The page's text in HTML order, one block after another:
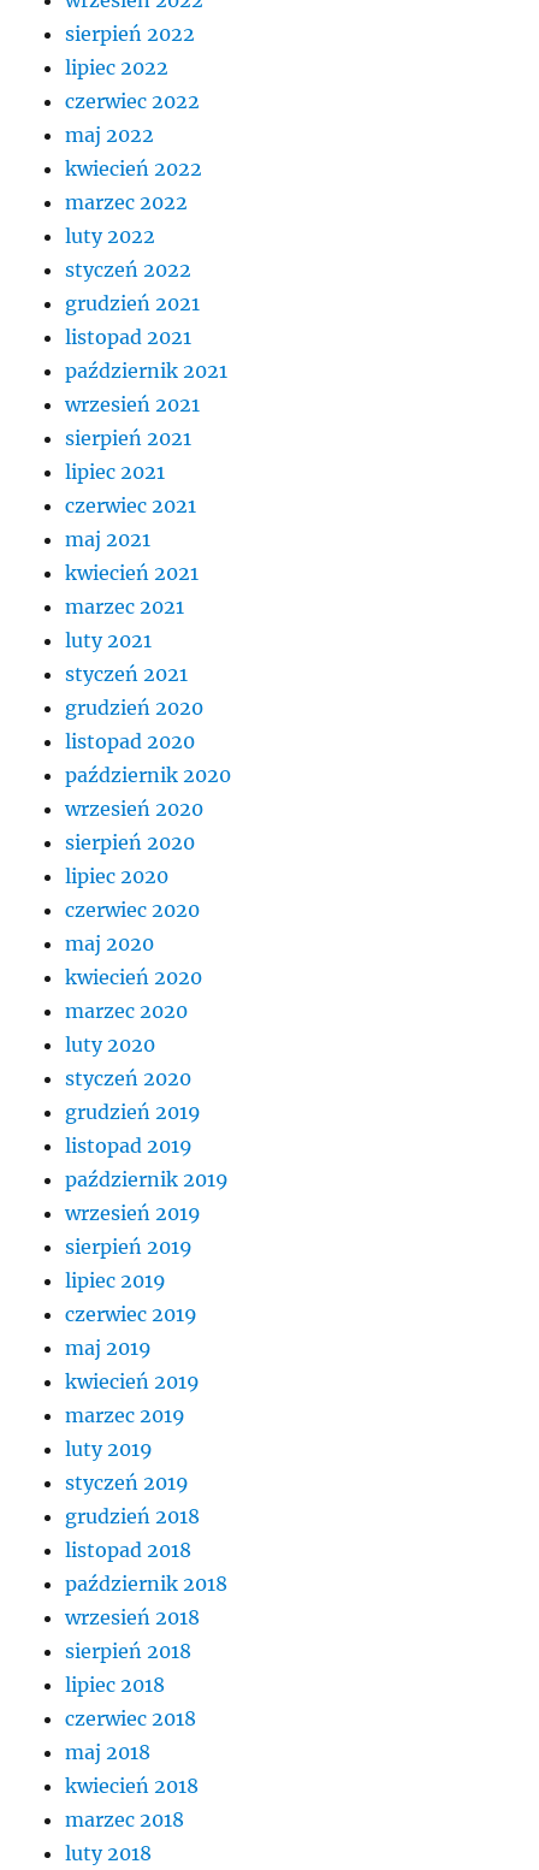
sierpień 2022
lipiec 2022
czerwiec 2022
maj 2022
kwiecień 2022
marzec 2022
luty 2022
styczeń 2022
grudzień 2021
listopad 2021
październik 2021
wrzesień 2021
sierpień 2021
lipiec 2021
czerwiec 2021
maj 2021
kwiecień 2021
marzec 2021
luty 2021
styczeń 2021
grudzień 2020
listopad 2020
październik 2020
wrzesień 2020
sierpień 2020
lipiec 2020
czerwiec 2020
maj 2020
kwiecień 2020
marzec 2020
luty 2020
styczeń 2020
grudzień 2019
listopad 2019
październik 2019
wrzesień 2019
sierpień 2019
lipiec 2019
czerwiec 2019
maj 2019
kwiecień 2019
marzec 2019
luty 2019
styczeń 2019
grudzień 2018
listopad 2018
październik 2018
wrzesień 2018
sierpień 2018
lipiec 2018
czerwiec 2018
maj 2018
kwiecień 2018
marzec 2018
luty 2018